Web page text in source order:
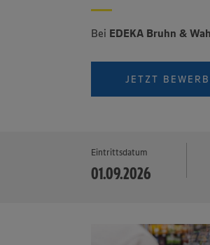
Bei EDEKA Bruhn &
JETZT
Eintrittsdatum
01.09.2026